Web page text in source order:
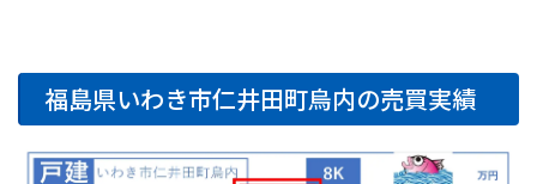
福島県いわき市仁井田町烏内の売買実績